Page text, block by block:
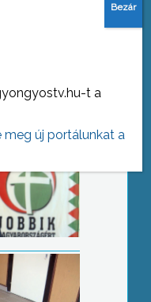
t a
meg új portálunkat a